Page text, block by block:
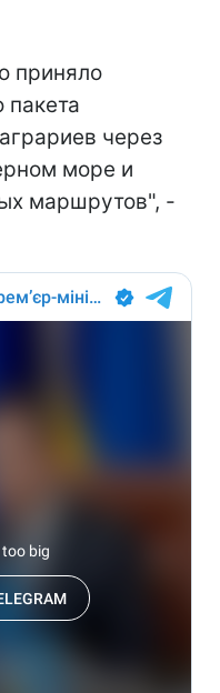
приняло
пакета
через
море и
маршрутов", -